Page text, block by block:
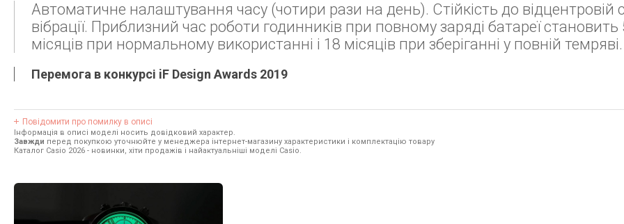
Автоматичне налаштування часу (чотири рази на день). Стійкість до відцентровій
вібрації. Приблизний час роботи годинникiв при повному заряді батареї становить
місяців при нормальному використанні і 18 місяців при зберіганні у повній темряві.
Перемога в конкурсі iF Design Awards 2019
Повідомити про помилку в описі
Інформація в описі моделі носить довідковий характер.
Завжди перед покупкою уточнюйте у менеджера інтернет-магазину характеристики і комплектацію товару
Каталог Casio 2026 - новинки, хіти продажів і найактуальніші моделі Casio.